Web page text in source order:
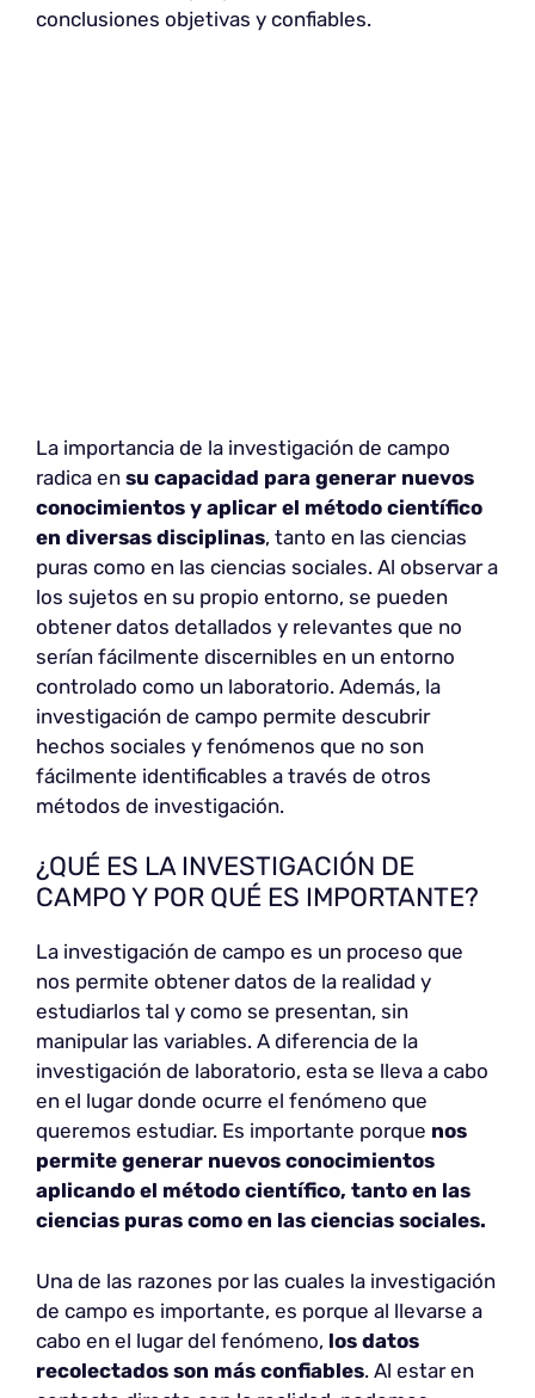
conclusiones objetivas y confiables.
La importancia de la investigación de campo
radica en su capacidad para generar nuevos
conocimientos y aplicar el método científico
en diversas disciplinas, tanto en las ciencias
puras como en las ciencias sociales. Al observar a
los sujetos en su propio entorno, se pueden
obtener datos detallados y relevantes que no
serían fácilmente discernibles en un entorno
controlado como un laboratorio. Además, la
investigación de campo permite descubrir
hechos sociales y fenómenos que no son
fácilmente identificables a través de otros
métodos de investigación.
¿QUÉ ES LA INVESTIGACIÓN DE
CAMPO Y POR QUÉ ES IMPORTANTE?
La investigación de campo es un proceso que
nos permite obtener datos de la realidad y
estudiarlos tal y como se presentan, sin
manipular las variables. A diferencia de la
investigación de laboratorio, esta se lleva a cabo
en el lugar donde ocurre el fenómeno que
queremos estudiar. Es importante porque nos
permite generar nuevos conocimientos
aplicando el método científico, tanto en las
ciencias puras como en las ciencias sociales.
Una de las razones por las cuales la investigación
de campo es importante, es porque al llevarse a
cabo en el lugar del fenómeno, los datos
recolectados son más confiables. Al estar en